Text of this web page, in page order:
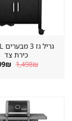
כירת צד
1,498 המחיר
899 ₪